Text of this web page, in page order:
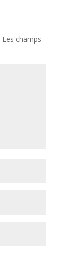
Les champs